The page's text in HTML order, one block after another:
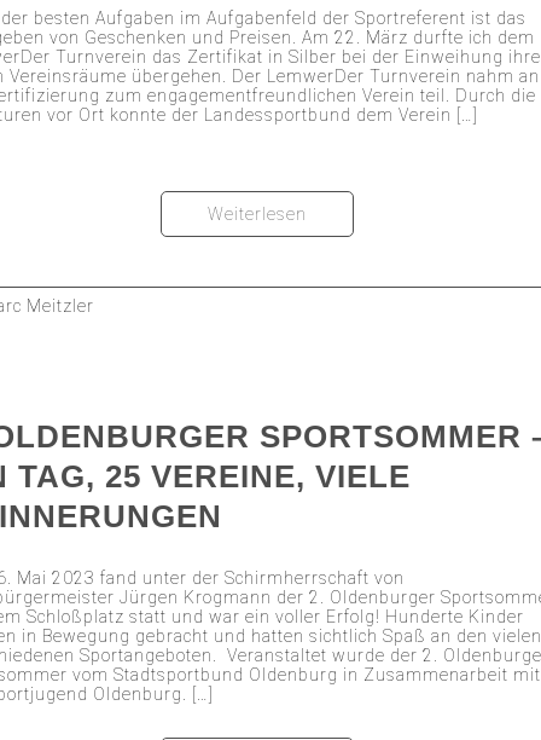
besten Aufgaben im Aufgabenfeld der Sportreferent ist das
von Geschenken und Preisen. Am 22. März durfte ich dem
Turnverein das Zertifikat in Silber bei der Einweihung
Vereinsräume übergehen. Der LemwerDer Turnverein nahm an
zum engagementfreundlichen Verein teil. Durch die
vor Ort konnte der Landessportbund dem Verein […]
Weiterlesen
Meitzler
SPORTSOMMER
TAG, 25 VEREINE, VIELE
Mai 2023 fand unter der Schirmherrschaft von
Jürgen Krogmann der 2. Oldenburger
Schloßplatz statt und war ein voller Erfolg! Hunderte Kinder
in Bewegung gebracht und hatten sichtlich Spaß an den
Sportangeboten. Veranstaltet wurde der 2.
vom Stadtsportbund Oldenburg in Zusammenarbeit mit
Oldenburg. […]